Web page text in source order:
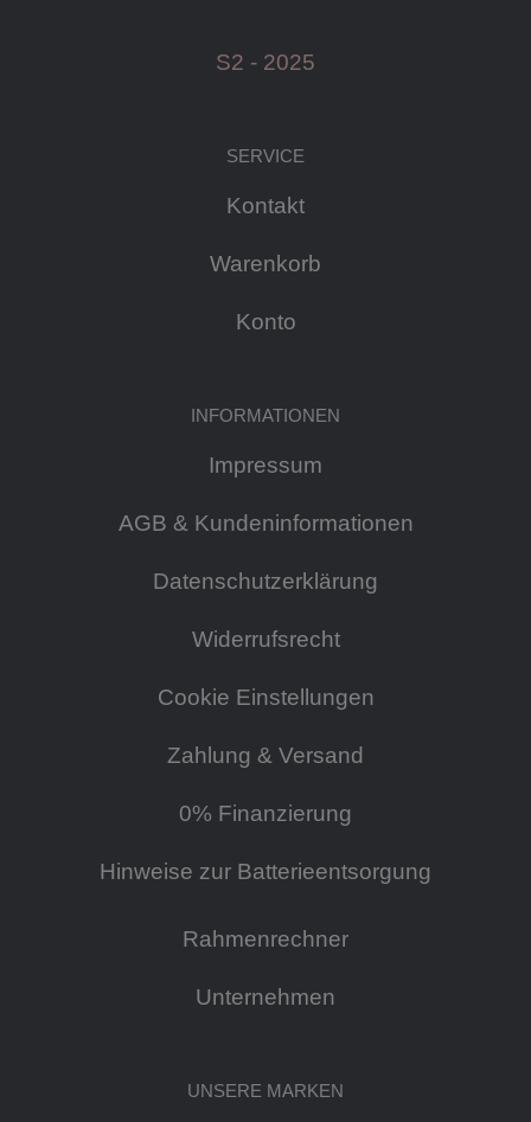
S2 - 2025
SERVICE
Kontakt
Warenkorb
Konto
INFORMATIONEN
Impressum
AGB & Kundeninformationen
Datenschutzerklärung
Widerrufsrecht
Cookie Einstellungen
Zahlung & Versand
0% Finanzierung
Hinweise zur Batterieentsorgung
Rahmenrechner
Unternehmen
UNSERE MARKEN